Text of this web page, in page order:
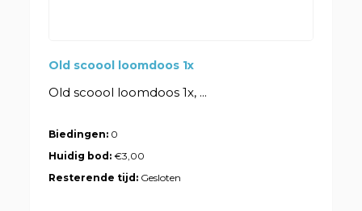
Old scoool loomdoos 1x
Old scoool loomdoos 1x, ...
Biedingen: 0
Huidig bod:€3,00
Resterende tijd: Gesloten